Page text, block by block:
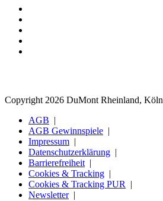
Copyright 2026 DuMont Rheinland, Köln
AGB
AGB Gewinnspiele
Impressum
Datenschutzerklärung
Barrierefreiheit
Cookies & Tracking
Cookies & Tracking PUR
Newsletter